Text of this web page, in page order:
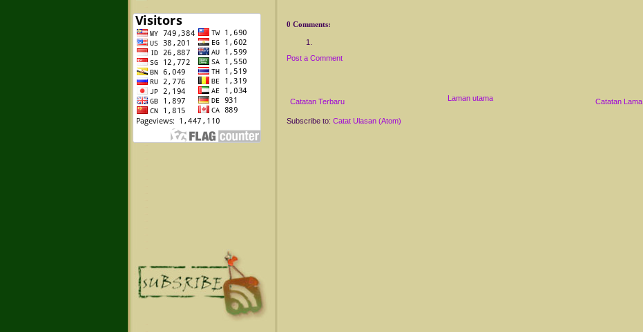
0 Comments:
Post a Comment
Catatan Terbaru Catatan Lama
Laman utama
Subscribe to: Catat Ulasan (Atom)